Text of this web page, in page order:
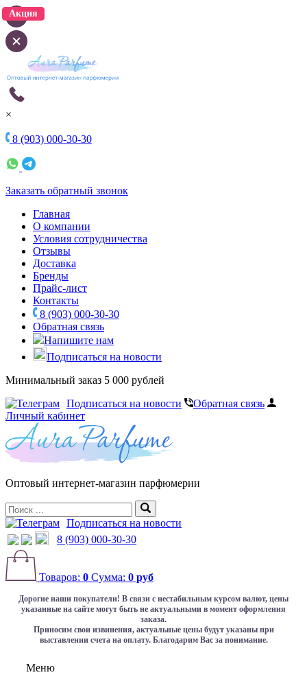
×
8 (903) 000-30-30
Заказать обратный звонок
Главная
О компании
Условия сотрудничества
Отзывы
Доставка
Бренды
Прайс-лист
Контакты
8 (903) 000-30-30
Обратная связь
Напишите нам
Подписаться на новости
Минимальный заказ 5 000 рублей
Подписаться на новости
Обратная связь
Личный кабинет
Оптовый интернет-магазин парфюмерии
Подписаться на новости
8 (903) 000-30-30
Товаров: 0 Сумма: 0 руб
Дорогие наши покупатели! В связи с нестабильным курсом валют, цены
указанные на сайте могут быть не актуальными в момент оформления
заказа.
Приносим свои извинения, актуальные цены будут указаны при
выставлении счета на оплату. Благодарим Вас за понимание.
Меню
Акция
Акция